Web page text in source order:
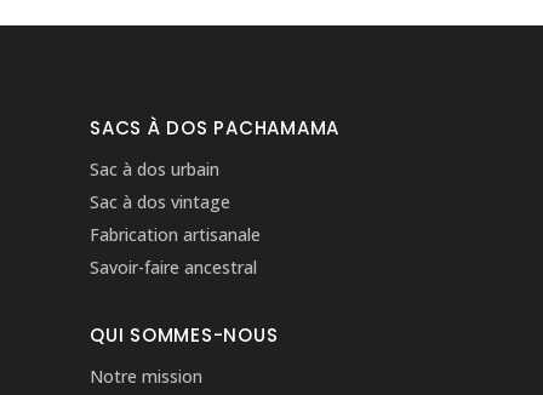
SACS À DOS PACHAMAMA
Sac à dos urbain
Sac à dos vintage
Fabrication artisanale
Savoir-faire ancestral
QUI SOMMES-NOUS
Notre mission